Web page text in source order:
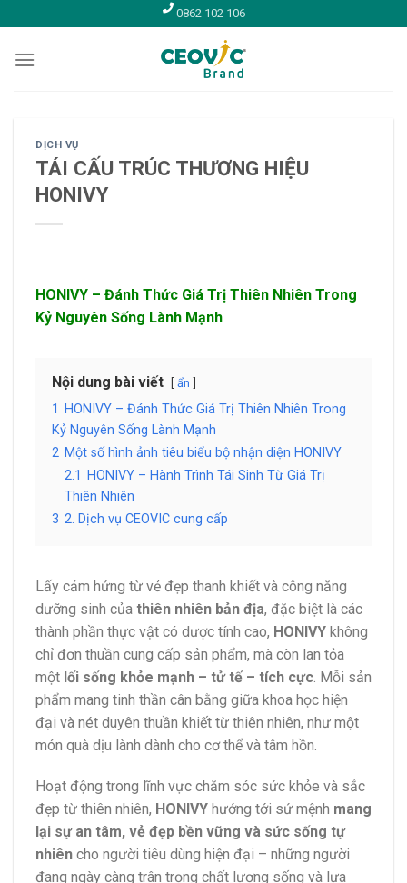
to
content
0862 102 106
DỊCH VỤ
TÁI CẤU TRÚC THƯƠNG HIỆU
HONIVY
HONIVY – Đánh Thức Giá Trị Thiên Nhiên Trong
Kỷ Nguyên Sống Lành Mạnh
Nội dung bài viết ẩn
1
HONIVY – Đánh Thức Giá Trị Thiên Nhiên Trong
Kỷ Nguyên Sống Lành Mạnh
2 Một số hình ảnh tiêu biểu bộ nhận diện HONIVY
2.1
HONIVY – Hành Trình Tái Sinh Từ Giá Trị
Thiên Nhiên
3 2. Dịch vụ CEOVIC cung cấp
Lấy cảm hứng từ vẻ đẹp thanh khiết và công năng
dưỡng sinh của thiên nhiên bản địa, đặc biệt là các
thành phần thực vật có dược tính cao, HONIVY không
chỉ đơn thuần cung cấp sản phẩm, mà còn lan tỏa
một lối sống khỏe mạnh – tử tế – tích cực . Mỗi sản
phẩm mang tinh thần cân bằng giữa khoa học hiện
đại và nét duyên thuần khiết từ thiên nhiên, như một
món quà dịu lành dành cho cơ thể và tâm hồn.
Hoạt động trong lĩnh vực chăm sóc sức khỏe và sắc
đẹp từ thiên nhiên, HONIVY hướng tới sứ mệnh mang
lại sự an tâm, vẻ đẹp bền vững và sức sống tự
nhiên cho người tiêu dùng hiện đại – những người
đang ngày càng trân trọng chất lượng sống và lựa